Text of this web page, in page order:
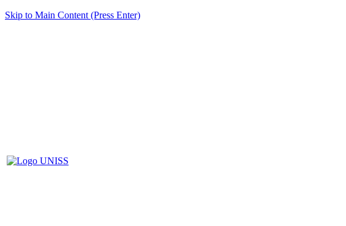
Skip to Main Content (Press Enter)